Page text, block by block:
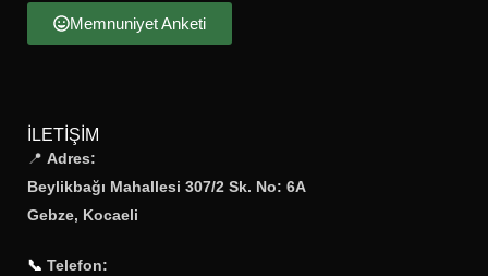
Memnuniyet Anketi
İLETIŞIM
📍 Adres:
Beylikbağı Mahallesi 307/2 Sk. No: 6A
Gebze, Kocaeli
📞 Telefon: